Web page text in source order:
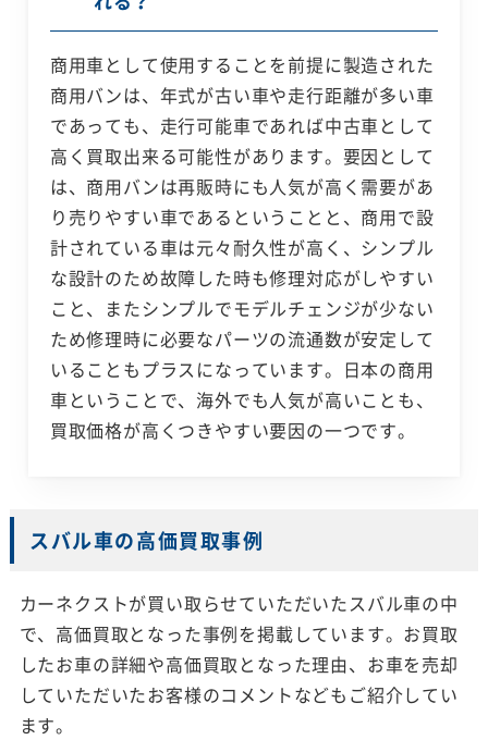
商用車として使用することを前提に製造された
商用バンは、年式が古い車や走行距離が多い車
であっても、走行可能車であれば中古車として
高く買取出来る可能性があります。要因として
は、商用バンは再販時にも人気が高く需要があ
り売りやすい車であるということと、商用で設
計されている車は元々耐久性が高く、シンプル
な設計のため故障した時も修理対応がしやすい
こと、またシンプルでモデルチェンジが少ない
ため修理時に必要なパーツの流通数が安定して
いることもプラスになっています。日本の商用
車ということで、海外でも人気が高いことも、
買取価格が高くつきやすい要因の一つです。
スバル車の高価買取事例
カーネクストが買い取らせていただいたスバル車の中
で、高価買取となった事例を掲載しています。お買取
したお車の詳細や高価買取となった理由、お車を売却
していただいたお客様のコメントなどもご紹介してい
ます。